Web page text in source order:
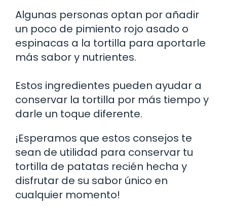
Algunas personas optan por añadir
un poco de pimiento rojo asado o
espinacas a la tortilla para aportarle
más sabor y nutrientes.
Estos ingredientes pueden ayudar a
conservar la tortilla por más tiempo y
darle un toque diferente.
¡Esperamos que estos consejos te
sean de utilidad para conservar tu
tortilla de patatas recién hecha y
disfrutar de su sabor único en
cualquier momento!